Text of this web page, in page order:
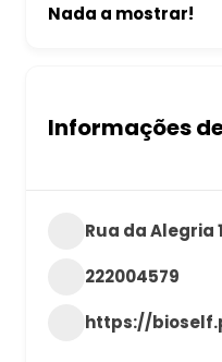
Nada a mostrar!
Informações
Rua da Alegria
222004579
https://